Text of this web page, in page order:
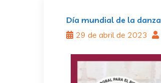
Día mundial de la danza
29 de abril de 2023